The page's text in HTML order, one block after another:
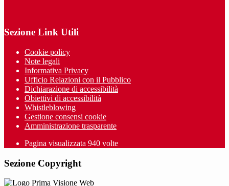
Sezione Link Utili
Cookie policy
Note legali
Informativa Privacy
Ufficio Relazioni con il Pubblico
Dichiarazione di accessibilità
Obiettivi di accessibilità
Whistleblowing
Gestione consensi cookie
Amministrazione trasparente
Pagina visualizzata 940 volte
Sezione Copyright